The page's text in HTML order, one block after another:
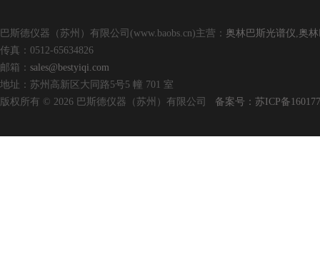
巴斯德仪器（苏州）有限公司(www.baobs.cn)主营： 奥林巴斯光谱仪,奥
传真：0512-65634826
邮箱： sales@bestyiqi.com
地址：苏州高新区大同路5号5 幢 701 室
版权所有 © 2026 巴斯德仪器（苏州）有限公司 备案号：苏ICP备